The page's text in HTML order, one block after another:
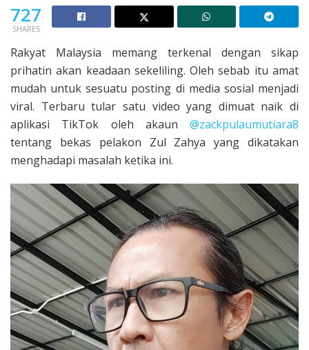
727
SHARES
Rakyat Malaysia memang terkenal dengan sikap
prihatin akan keadaan sekeliling. Oleh sebab itu amat
mudah untuk sesuatu posting di media sosial menjadi
viral. Terbaru tular satu video yang dimuat naik di
aplikasi TikTok oleh akaun @zackpulaumutiara8
tentang bekas pelakon Zul Zahya yang dikatakan
menghadapi masalah ketika ini.